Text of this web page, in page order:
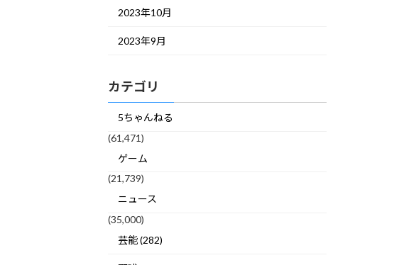
2023年10月
2023年9月
カテゴリ
5ちゃんねる
(61,471)
ゲーム
(21,739)
ニュース
(35,000)
芸能 (282)